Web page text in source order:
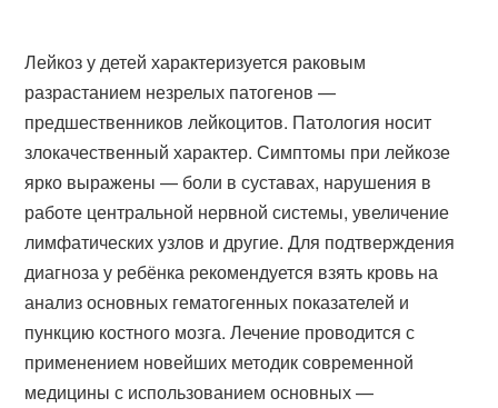
Лейкоз у детей характеризуется раковым
разрастанием незрелых патогенов —
предшественников лейкоцитов. Патология носит
злокачественный характер. Симптомы при лейкозе
ярко выражены — боли в суставах, нарушения в
работе центральной нервной системы, увеличение
лимфатических узлов и другие. Для подтверждения
диагноза у ребёнка рекомендуется взять кровь на
анализ основных гематогенных показателей и
пункцию костного мозга. Лечение проводится с
применением новейших методик современной
медицины с использованием основных —